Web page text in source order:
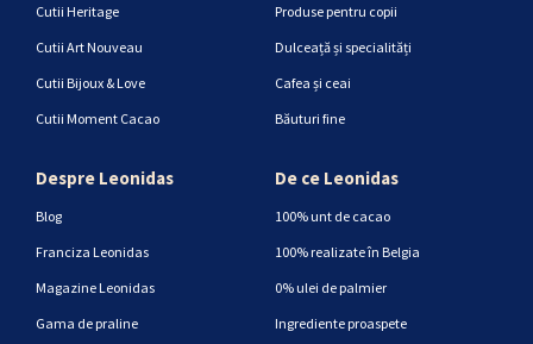
Cutii Heritage
Cutii Art Nouveau
Cutii Bijoux & Love
Cutii Moment Cacao
Produse pentru copii
Dulceață și specialități
Cafea și ceai
Băuturi fine
Despre Leonidas
Blog
Franciza Leonidas
Magazine Leonidas
Gama de praline
De ce Leonidas
100% unt de cacao
100% realizate în Belgia
0% ulei de palmier
Ingrediente proaspete